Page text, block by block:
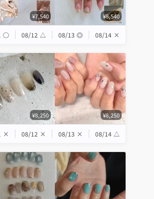
¥7,540 ¥8,540
◯ 08/12 △ 08/13 ◎ 08/14 ×
¥8,250 ¥8,250
× 08/12 × 08/13 × 08/14 △